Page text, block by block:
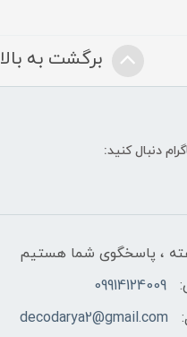
برگشت به بالا
دنبال کنید:
، پاسخگوی شما هستیم
09914124009
decodarya2@gmail.com